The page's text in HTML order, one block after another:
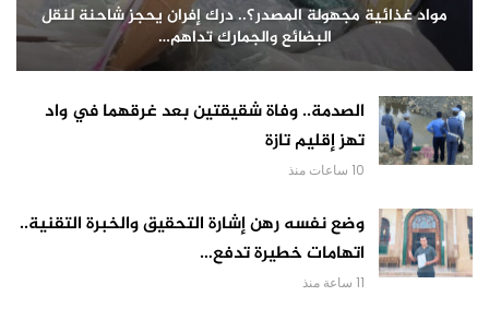
مواد غذائية مجهولة المصدر؟.. درك إفران يحجز شاحنة لنقل
البضائع والجمارك تداهم…
الصدمة.. وفاة شقيقتين بعد غرقهما في واد
تهز إقليم تازة
10 ساعات منذ
وضع نفسه رهن إشارة التحقيق والخبرة التقنية..
اتهامات خطيرة تدفع…
11 ساعة منذ